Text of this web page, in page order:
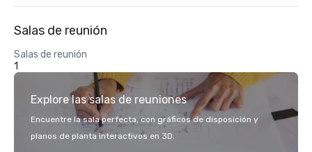
Salas de reunión
Salas de reunión
1
Explore las salas de reuniones
Encuentre la sala perfecta, con gráficos de disposición y
planos de planta interactivos en 3D.